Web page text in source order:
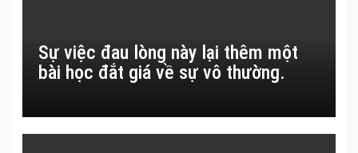
Sự việc đau lòng này lại thêm một
bài học đắt giá về sự vô thường.